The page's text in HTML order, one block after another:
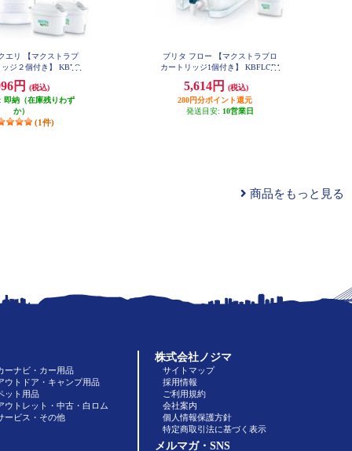
エリ 【マクストラプ
ッジ２個付き】 KBLQ
円
(税込)
即納（在庫残りわず
か）
(1件)
ブリタ フロー 【マクストラプロ
カートリッジ1個付き】 KBFLCB1
5,614円
(税込)
280円分ポイント還元
発送目安: 10営業日
商品をもっと見る
ーナビ・カー用品
ウトドア・キャンプ用品
ット用品
ウトレット・中古・白ロム
ービス・その他
株式会社ノジマ
サイトマップ
採用情報
ご利用規約
会社案内
個人情報保護方針
特定商取引法に基づく表示
メルマガ・SNS